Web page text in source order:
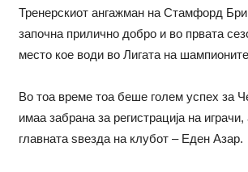
Тренерскиот ангажман на Стамфорд
започна прилично добро и во првата
место кое води во Лигата на
Во тоа време тоа беше голем успех за
имаа забрана за регистрација на
главната ѕвезда на клубот – Еден Азар.